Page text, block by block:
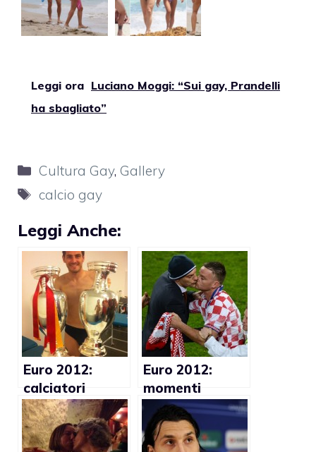
Leggi ora Luciano Moggi: “Sui gay, Prandelli
ha sbagliato”
Categorie
Cultura Gay, Gallery
Tag
calcio gay
Leggi Anche:
Euro 2012:
calciatori
Spagna nudi
negli spogliatoi
(Foto)
Euro 2012:
momenti
omoerotici
(Foto)